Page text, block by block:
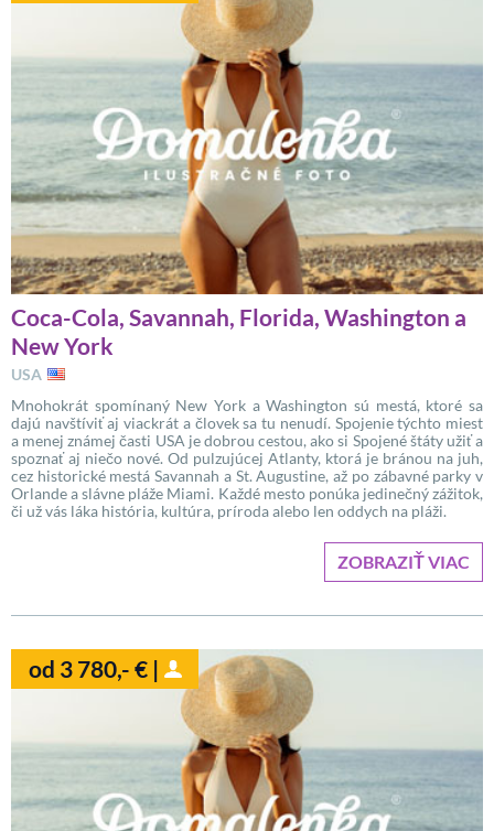
Coca-Cola, Savannah, Florida, Washington a
New York
USA
Mnohokrát spomínaný New York a Washington sú mestá, ktoré sa
dajú navštíviť aj viackrát a človek sa tu nenudí. Spojenie týchto miest
a menej známej časti USA je dobrou cestou, ako si Spojené štáty užiť a
spoznať aj niečo nové. Od pulzujúcej Atlanty, ktorá je bránou na juh,
cez historické mestá Savannah a St. Augustine, až po zábavné parky v
Orlande a slávne pláže Miami. Každé mesto ponúka jedinečný zážitok,
či už vás láka história, kultúra, príroda alebo len oddych na pláži.
ZOBRAZIŤ VIAC
od 3 780,- € |